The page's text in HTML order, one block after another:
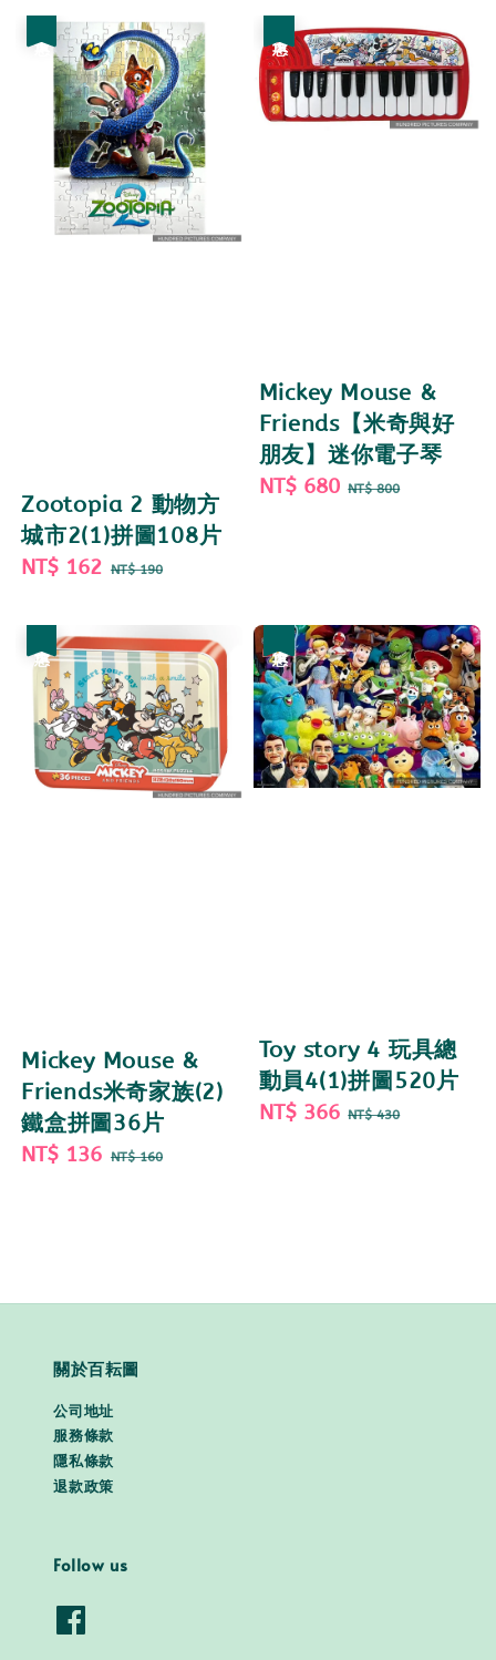
Zootopia 2 動物方
城市2(1)拼圖108片
Sale
NT$ 162 Regular
NT$ 190
Mickey Mouse &
Friends【米奇與好
朋友】迷你電子琴
Sale
NT$ 680 Regular
NT$ 800
Mickey Mouse &
Friends米奇家族(2)
鐵盒拼圖36片
Sale
NT$ 136 Regular
NT$ 160
Toy story 4 玩具總
動員4(1)拼圖520片
Sale
NT$ 366 Regular
NT$ 430
關於百耘圖
公司地址
服務條款
隱私條款
退款政策
Follow us